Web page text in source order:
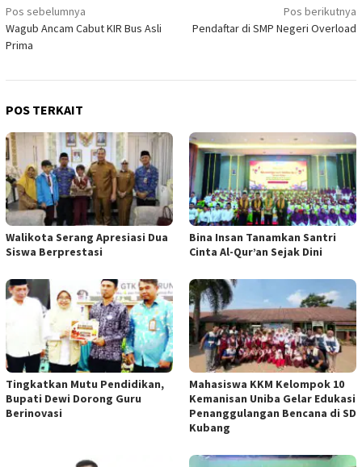
Navigasi
pos
Pos sebelumnya
Wagub Ancam Cabut KIR Bus Asli
Prima
Pos berikutnya
Pendaftar di SMP Negeri Overload
POS TERKAIT
Walikota Serang Apresiasi Dua
Siswa Berprestasi
Bina Insan Tanamkan Santri
Cinta Al-Qur’an Sejak Dini
Tingkatkan Mutu Pendidikan,
Bupati Dewi Dorong Guru
Berinovasi
Mahasiswa KKM Kelompok 10
Kemanisan Uniba Gelar Edukasi
Penanggulangan Bencana di SD
Kubang